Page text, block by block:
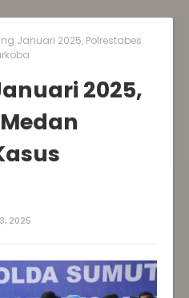
Januari 2025, Polrestabes
2025,
2025